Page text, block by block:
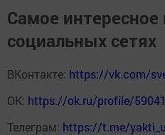
Самое
социальных сетях
ВКонтакте: https://vk.com/
ОК: https://ok.ru/profile/
Телеграм: https://t.me/